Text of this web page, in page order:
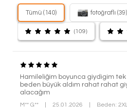
Tümü (140) fotoğraflı (39)
(109)
Hamileliğim boyunca giydigim
beden büyük aldım rahat rahat
alacağım
M** G** 25.01.2026 Beden: